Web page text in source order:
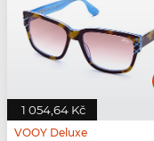
1 054,64 Kč
VOOY Deluxe